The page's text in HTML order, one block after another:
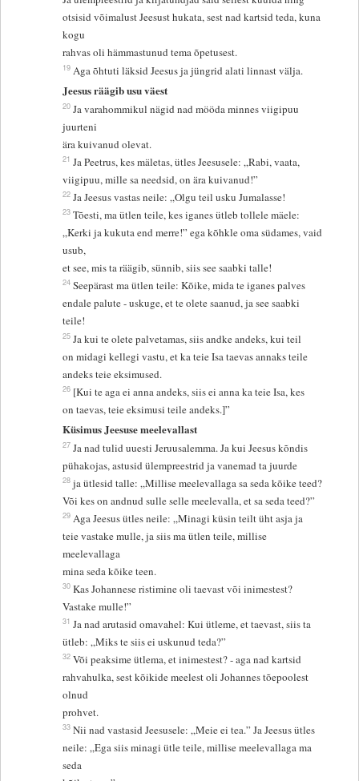
otsisid võimalust Jeesust hukata, sest nad kartsid teda, kuna
kogu
rahvas oli hämmastunud tema õpetusest.
19 Aga õhtuti läksid Jeesus ja jüngrid alati linnast välja.
Jeesus räägib usu väest
20 Ja varahommikul nägid nad mööda minnes viigipuu
juurteni
ära kuivanud olevat.
21 Ja Peetrus, kes mäletas, ütles Jeesusele: „Rabi, vaata,
viigipuu, mille sa needsid, on ära kuivanud!”
22 Ja Jeesus vastas neile: „Olgu teil usku Jumalasse!
23 Tõesti, ma ütlen teile, kes iganes ütleb tollele mäele:
„Kerki ja kukuta end merre!” ega kõhkle oma südames, vaid
usub,
et see, mis ta räägib, sünnib, siis see saabki talle!
24 Seepärast ma ütlen teile: Kõike, mida te iganes palves
endale palute - uskuge, et te olete saanud, ja see saabki
teile!
25 Ja kui te olete palvetamas, siis andke andeks, kui teil
on midagi kellegi vastu, et ka teie Isa taevas annaks teile
andeks teie eksimused.
26 [Kui te aga ei anna andeks, siis ei anna ka teie Isa, kes
on taevas, teie eksimusi teile andeks.]”
Küsimus Jeesuse meelevallast
27 Ja nad tulid uuesti Jeruusalemma. Ja kui Jeesus kõndis
pühakojas, astusid ülempreestrid ja vanemad ta juurde
28 ja ütlesid talle: „Millise meelevallaga sa seda kõike teed?
Või kes on andnud sulle selle meelevalla, et sa seda teed?”
29 Aga Jeesus ütles neile: „Minagi küsin teilt üht asja ja
teie vastake mulle, ja siis ma ütlen teile, millise
meelevallaga
mina seda kõike teen.
30 Kas Johannese ristimine oli taevast või inimestest?
Vastake mulle!”
31 Ja nad arutasid omavahel: Kui ütleme, et taevast, siis ta
ütleb: „Miks te siis ei uskunud teda?”
32 Või peaksime ütlema, et inimestest? - aga nad kartsid
rahvahulka, sest kõikide meelest oli Johannes tõepoolest
olnud
prohvet.
33 Nii nad vastasid Jeesusele: „Meie ei tea.” Ja Jeesus ütles
neile: „Ega siis minagi ütle teile, millise meelevallaga ma
seda